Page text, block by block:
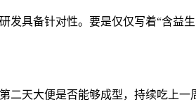
具备针对性。要是仅仅写着“含益
二天大便是否能够成型，持续吃上一